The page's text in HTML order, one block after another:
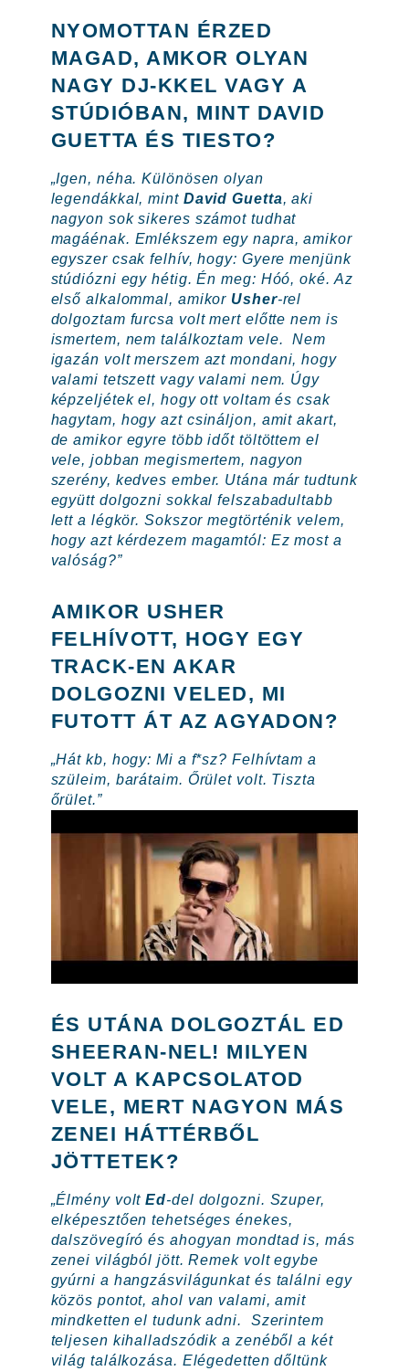
NYOMOTTAN ÉRZED
MAGAD, AMKOR OLYAN
NAGY DJ-KKEL VAGY A
STÚDIÓBAN, MINT DAVID
GUETTA ÉS TIESTO?
„Igen, néha. Különösen olyan
legendákkal, mint David Guetta, aki
nagyon sok sikeres számot tudhat
magáénak. Emlékszem egy napra, amikor
egyszer csak felhív, hogy: Gyere menjünk
stúdiózni egy hétig. Én meg: Hóó, oké. Az
első alkalommal, amikor Usher-rel
dolgoztam furcsa volt mert előtte nem is
ismertem, nem találkoztam vele. Nem
igazán volt merszem azt mondani, hogy
valami tetszett vagy valami nem. Úgy
képzeljétek el, hogy ott voltam és csak
hagytam, hogy azt csináljon, amit akart,
de amikor egyre több időt töltöttem el
vele, jobban megismertem, nagyon
szerény, kedves ember. Utána már tudtunk
együtt dolgozni sokkal felszabadultabb
lett a légkör. Sokszor megtörténik velem,
hogy azt kérdezem magamtól: Ez most a
valóság?”
AMIKOR USHER
FELHÍVOTT, HOGY EGY
TRACK-EN AKAR
DOLGOZNI VELED, MI
FUTOTT ÁT AZ AGYADON?
„Hát kb, hogy: Mi a f*sz? Felhívtam a
szüleim, barátaim. Őrület volt. Tiszta
őrület.”
ÉS UTÁNA DOLGOZTÁL ED
SHEERAN-NEL! MILYEN
VOLT A KAPCSOLATOD
VELE, MERT NAGYON MÁS
ZENEI HÁTTÉRBŐL
JÖTTETEK?
„Élmény voltEd-del dolgozni. Szuper,
elképesztően tehetséges énekes,
dalszövegíró és ahogyan mondtad is, más
zenei világból jött. Remek volt egybe
gyúrni a hangzásvilágunkat és találni egy
közös pontot, ahol van valami, amit
mindketten el tudunk adni. Szerintem
teljesen kihalladszódik a zenéből a két
világ találkozása. Elégedetten dőltünk